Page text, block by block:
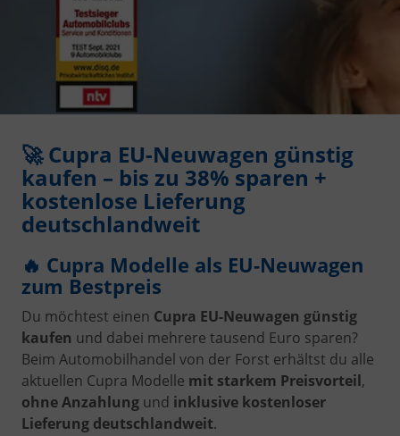
🚀 Cupra EU-Neuwagen günstig
kaufen – bis zu 38% sparen +
kostenlose Lieferung
deutschlandweit
🔥 Cupra Modelle als EU-Neuwagen
zum Bestpreis
Du möchtest einen Cupra EU-Neuwagen günstig
kaufen und dabei mehrere tausend Euro sparen?
Beim Automobilhandel von der Forst erhältst du alle
aktuellen Cupra Modelle mit starkem Preisvorteil,
ohne Anzahlung und inklusive kostenloser
Lieferung deutschlandweit.